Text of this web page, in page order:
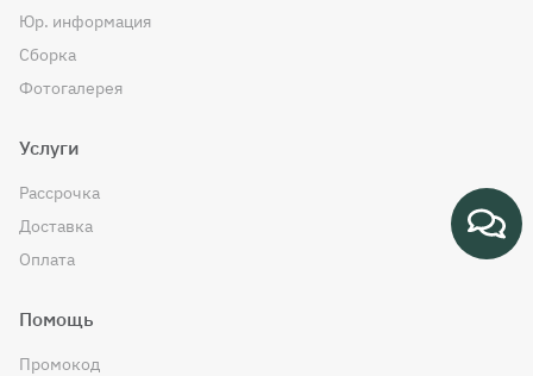
Юр. информация
Сборка
Фотогалерея
Услуги
Рассрочка
Доставка
Оплата
Помощь
Промокод